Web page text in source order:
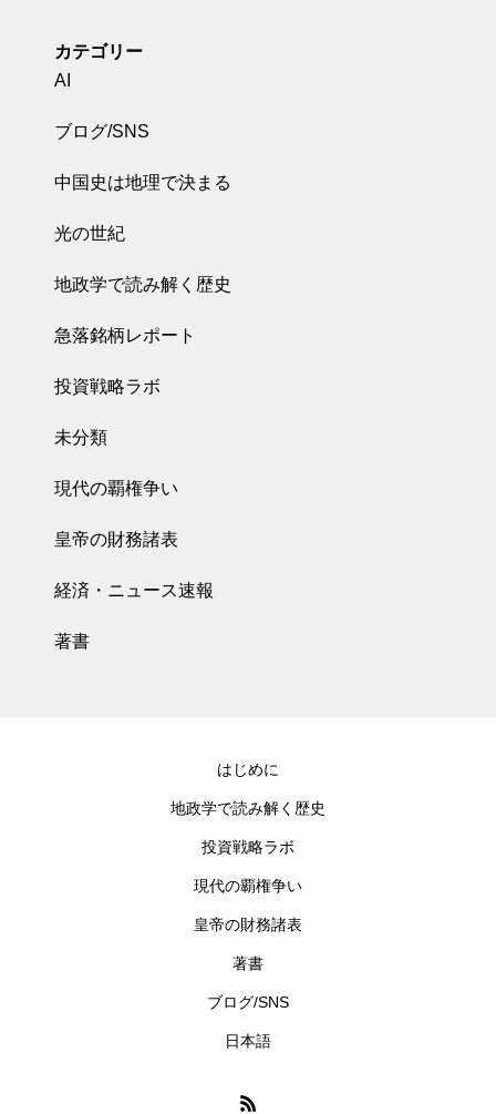
カテゴリー
AI
ブログ/SNS
中国史は地理で決まる
光の世紀
地政学で読み解く歴史
急落銘柄レポート
投資戦略ラボ
未分類
現代の覇権争い
皇帝の財務諸表
経済・ニュース速報
著書
はじめに
地政学で読み解く歴史
投資戦略ラボ
現代の覇権争い
皇帝の財務諸表
著書
ブログ/SNS
日本語